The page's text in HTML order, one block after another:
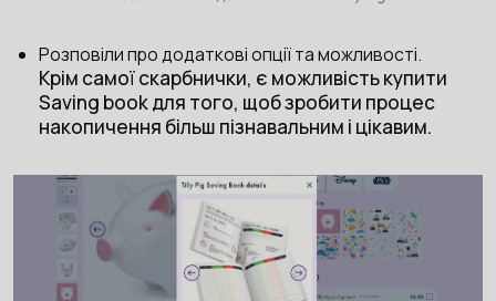
Розповіли про додаткові опції та можливості.
Крім самої скарбнички, є можливість купити
Saving book для того, щоб зробити процес
накопичення більш пізнавальним і цікавим.